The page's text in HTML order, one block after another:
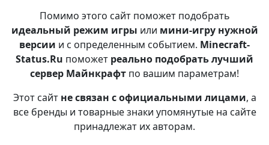
Помимо этого сайт поможет подобрать
идеальный режим игры или мини-игру нужной
версии и с определенным событием. Minecraft-
Status.Ru поможет реально подобрать лучший
сервер Майнкрафт по вашим параметрам!
Этот сайт не связан с официальными лицами, а
все бренды и товарные знаки упомянутые на сайте
принадлежат их авторам.